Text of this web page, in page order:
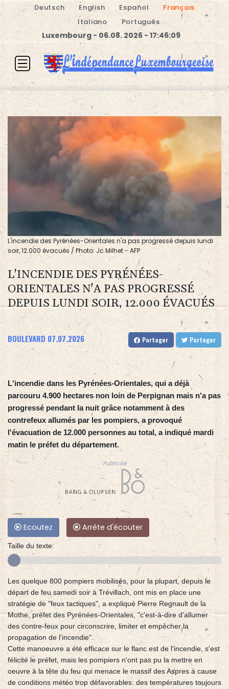
Deutsch English Español
Français
Italiano
Português
Luxembourg - 06.08. 2026 - 17:46:10
L'incendie des Pyrénées-Orientales n'a pas progressé depuis lundi
soir, 12.000 évacués / Photo: Jc Milhet - AFP
L'INCENDIE DES PYRÉNÉES-
ORIENTALES N'A PAS PROGRESSÉ
DEPUIS LUNDI SOIR, 12.000 ÉVACUÉS
BOULEVARD 07.07.2026 Partager Partager
L'incendie dans les Pyrénées-Orientales, qui a déjà
parcouru 4.900 hectares non loin de Perpignan mais n'a pas
progressé pendant la nuit grâce notamment à des
contrefeux allumés par les pompiers, a provoqué
l'évacuation de 12.000 personnes au total, a indiqué mardi
matin le préfet du département.
Publicité
Ecoutez Arrête d'écouter
Taille du texte:
Les quelque 800 pompiers mobilisés, pour la plupart, depuis le
départ de feu samedi soir à Trévillach, ont mis en place une
stratégie de "feux tactiques", a expliqué Pierre Regnault de la
Mothe, préfet des Pyrénées-Orientales, "c'est-à-dire d'allumer
des contre-feux pour circonscrire, limiter et empêcher la
propagation de l'incendie".
Cette manoeuvre a été efficace sur le flanc est de l'incendie, s'est
félicité le préfet, mais les pompiers n'ont pas pu la mettre en
oeuvre à la tête du feu qui menace le massif des Aspres à cause
de conditions météo trop défavorables: des températures toujours